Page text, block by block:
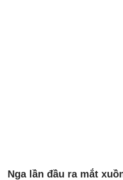
Nga lần đầu ra mắt